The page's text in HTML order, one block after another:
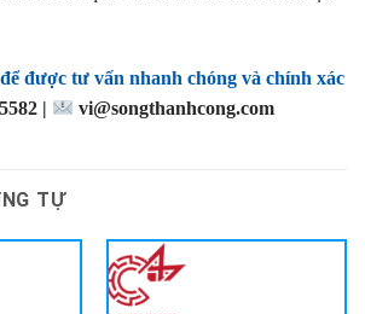
được tư vấn nhanh chóng và chính xác
|
vi@songthanhcong.com
TỰ